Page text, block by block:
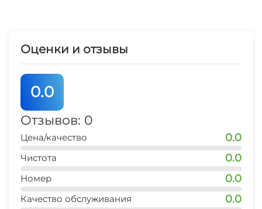
велосипедов, мотоциклов эндуро, верховая
Большой Утриш можно попасть с экскурсией,
забронировав её на официальном сайте. Также
в 5 мин езды на авто расположен
открытом море
Оценки и отзывы
0.0
Отзывов: 0
Цена/качество 0.0
Чистота 0.0
Номер 0.0
Качество обслуживания 0.0